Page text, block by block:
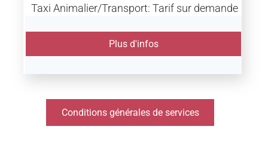
Taxi Animalier/Transport: Tarif sur demande
Plus d'infos
Conditions générales de services